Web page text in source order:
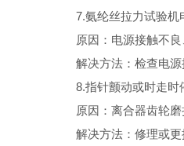
7.氨纶丝拉力试验机
原因：电源接触不良
解决方法：检查电源
8.指针颤动或时走时
原因：离合器齿轮磨
解决方法：修理或更